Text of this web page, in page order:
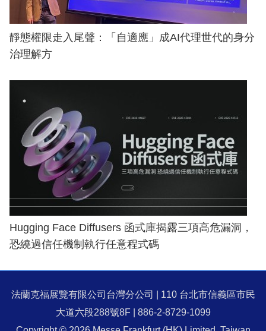
靜態權限走入尾聲：「自適應」成AI代理世代的身分
治理解方
Hugging Face Diffusers 函式庫揭露三項高危漏洞，
恐繞過信任機制執行任意程式碼
法蘭克福展覽有限公司台灣分公司 | 110 台北市信義區市民
大道六段288號8F | 886-2-8729-1099